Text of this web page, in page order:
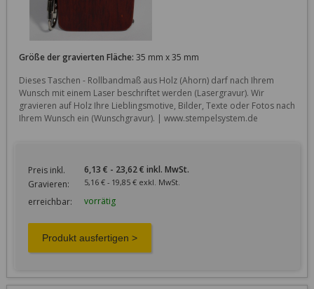
Größe der gravierten Fläche: 35 mm x 35 mm
Dieses Taschen - Rollbandmaß aus Holz (Ahorn) darf nach Ihrem
Wunsch mit einem Laser beschriftet werden (Lasergravur). Wir
gravieren auf Holz Ihre Lieblingsmotive, Bilder, Texte oder Fotos nach
Ihrem Wunsch ein (Wunschgravur). | www.stempelsystem.de
Preis inkl.
Gravieren:
6,13 € - 23,62 € inkl. MwSt.
5,16 € - 19,85 € exkl. MwSt.
erreichbar: vorrätig